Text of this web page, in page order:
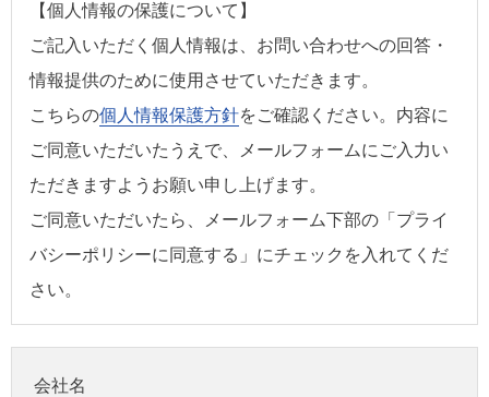
【個人情報の保護について】
ご記入いただく個人情報は、お問い合わせへの回答・
情報提供のために使用させていただきます。
こちらの個人情報保護方針をご確認ください。内容に
ご同意いただいたうえで、メールフォームにご入力い
ただきますようお願い申し上げます。
ご同意いただいたら、メールフォーム下部の「プライ
バシーポリシーに同意する」にチェックを入れてくだ
さい。
会社名